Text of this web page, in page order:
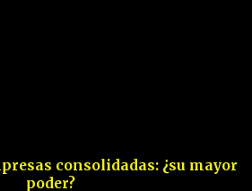
consolidadas: ¿su mayor
poder?